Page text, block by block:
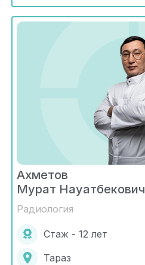
Ахметов
Мурат Науатбекович
Радиология
Стаж - 12 лет
Тараз